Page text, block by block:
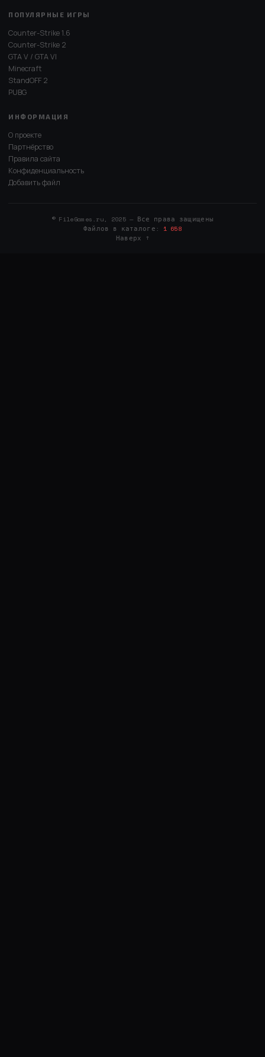
ПОПУЛЯРНЫЕ ИГРЫ
Counter-Strike 1.6
Counter-Strike 2
GTA V / GTA VI
Minecraft
StandOFF 2
PUBG
ИНФОРМАЦИЯ
О проекте
Партнёрство
Правила сайта
Конфиденциальность
Добавить файл
© FileGames.ru, 2025 — Все права защищены
Файлов в каталоге: 1 658
Наверх ↑